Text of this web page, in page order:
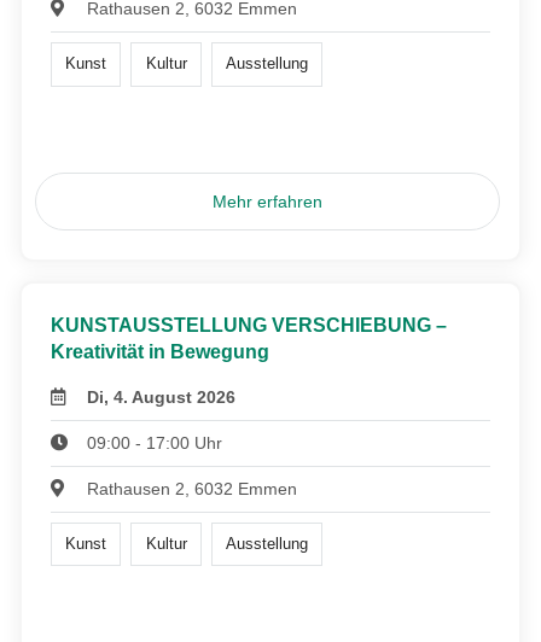
Rathausen 2, 6032 Emmen
Kunst Kultur Ausstellung
Mehr erfahren
KUNSTAUSSTELLUNG VERSCHIEBUNG –
Kreativität in Bewegung
Di, 4. August 2026
09:00 - 17:00 Uhr
Rathausen 2, 6032 Emmen
Kunst Kultur Ausstellung